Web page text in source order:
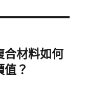
合材料如何
？